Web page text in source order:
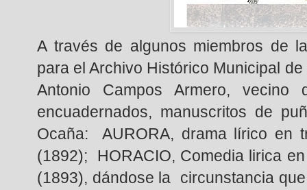
A través de algunos miembros de
para el Archivo Histórico Municipal
Antonio Campos Armero,
encuadernados, manuscritos de
Ocaña: AURORA, drama lírico en
(1892); HORACIO, Comedia lirica
(1893), dándose la circunstancia